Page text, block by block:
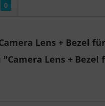
0
Lens + Bezel
Lens + Bezel